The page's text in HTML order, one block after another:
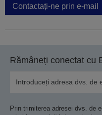
Contactați-ne prin e-mail
Rămâneți conectat cu
Prin trimiterea adresei dvs. de